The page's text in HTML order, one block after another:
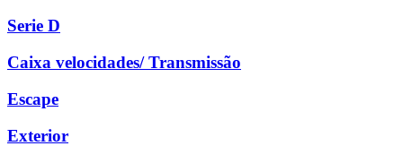
Serie D
Caixa velocidades/ Transmissão
Escape
Exterior